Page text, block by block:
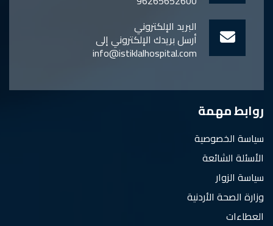
البريد الإلكتروني
أرسل بريدك الإلكتروني إلى
info@istiklalhospital.com
روابط مهمة
سياسة الخصوصية
الأسئلة الشائعة
سياسة الزوار
وزارة الصحة الأردنية
العطاءات